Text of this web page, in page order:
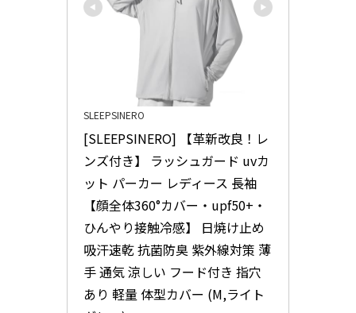
SLEEPSINERO
[SLEEPSINERO] 【革新改良！レ
ンズ付き】 ラッシュガード uvカ
ット パーカー レディース 長袖
【顔全体360°カバー・upf50+・
ひんやり接触冷感】 日焼け止め
吸汗速乾 抗菌防臭 紫外線対策 薄
手 通気 涼しい フード付き 指穴
あり 軽量 体型カバー (M,ライト